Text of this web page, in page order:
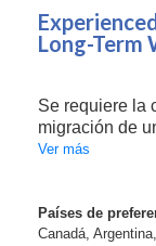
Long-Term
Se requiere la
migración de
*
* Solución de problemas de layout y diseño
Ver más
Países de
Canadá,